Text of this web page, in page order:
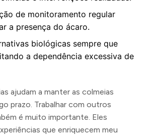
de monitoramento regular
a presença do ácaro.
biológicas sempre que
a dependência excessiva de
ajudam a manter as colmeias
prazo. Trabalhar com outros
é muito importante. Eles
que enriquecem meu